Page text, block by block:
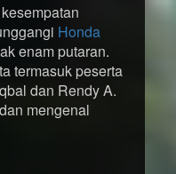
Honda
enam putaran.
termasuk peserta
dan Rendy A.
mengenal